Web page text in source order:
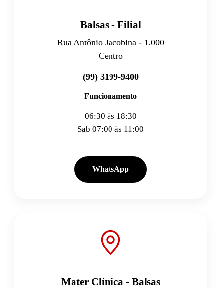
Balsas - Filial
Rua Antônio Jacobina - 1.000
Centro
(99) 3199-9400
Funcionamento
06:30 às 18:30
Sab 07:00 às 11:00
WhatsApp
Mater Clínica - Balsas